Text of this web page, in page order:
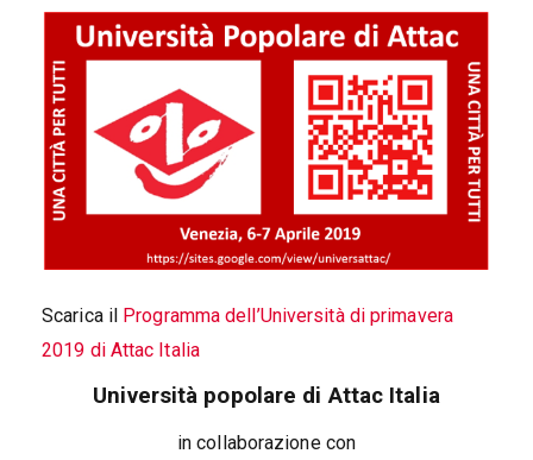
Scarica il Programma dell’Università di primavera
2019 di Attac Italia
Università popolare di Attac Italia
in collaborazione con